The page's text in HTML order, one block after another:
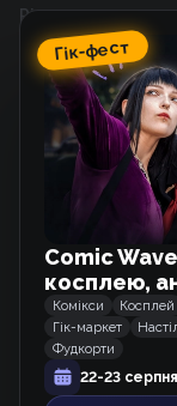
Рік випуску
2020
Схожі тайтли
маєтку
Манхва
Манхва
Гік-фест
Comic
косплею,
Комікси Косплей
Гік-маркет
Фудкорти
22-23 серпня